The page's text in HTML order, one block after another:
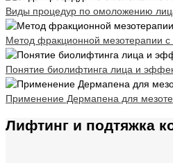
Виды процедур по омоложению
Метод фракционной мезотерапии
Понятие биолифтинга лица и
Применение Дермапена для
Лифтинг и подтяжка